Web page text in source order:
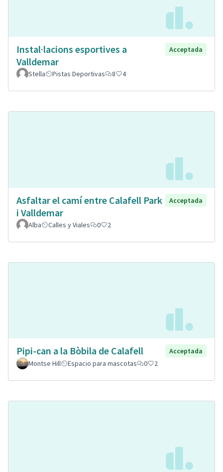
Instal·lacions esportives a
Valldemar
Acceptada
Stella Pistas Deportivas 8 4
Asfaltar el camí entre Calafell Park
i Valldemar
Acceptada
Alba Calles y Viales 0 2
Pipi-can a la Bòbila de Calafell
Acceptada
Montse Hill
Espacio para mascotas 0 2